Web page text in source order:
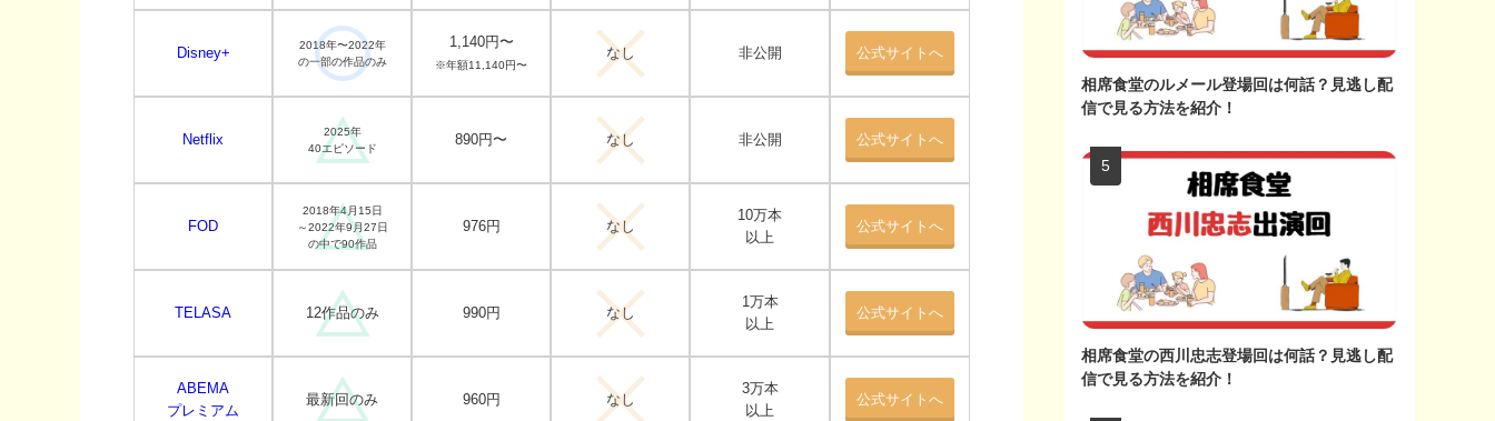
Disney+
2018年〜2022年
の一部の作品のみ
1,140円〜
※年額11,140円〜
なし 非公開 公式サイトへ
Netflix
2025年
40エピソード
890円〜 なし 非公開 公式サイトへ
FOD
2018年4月15日
～2022年9月27日
の中で90作品
976円 なし
10万本
以上
公式サイトへ
TELASA 12作品のみ 990円 なし
1万本
以上
公式サイトへ
ABEMA
プレミアム
最新回のみ 960円 なし
3万本
以上
公式サイトへ
相席食堂のルメール登場回は何話？見逃し配
信で見る方法を紹介！
相席食堂の西川忠志登場回は何話？見逃し配
信で見る方法を紹介！